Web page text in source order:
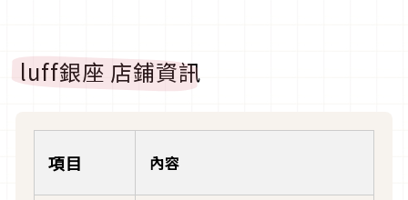
luff銀座 店鋪資訊
項目 內容